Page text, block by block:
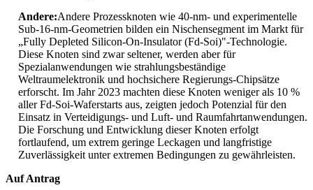
Andere:Andere Prozessknoten wie 40-nm- und experimentelle
Sub-16-nm-Geometrien bilden ein Nischensegment im Markt für
„Fully Depleted Silicon-On-Insulator (Fd-Soi)"-Technologie.
Diese Knoten sind zwar seltener, werden aber für
Spezialanwendungen wie strahlungsbeständige
Weltraumelektronik und hochsichere Regierungs-Chipsätze
erforscht. Im Jahr 2023 machten diese Knoten weniger als 10 %
aller Fd-Soi-Waferstarts aus, zeigten jedoch Potenzial für den
Einsatz in Verteidigungs- und Luft- und Raumfahrtanwendungen.
Die Forschung und Entwicklung dieser Knoten erfolgt
fortlaufend, um extrem geringe Leckagen und langfristige
Zuverlässigkeit unter extremen Bedingungen zu gewährleisten.
Auf Antrag